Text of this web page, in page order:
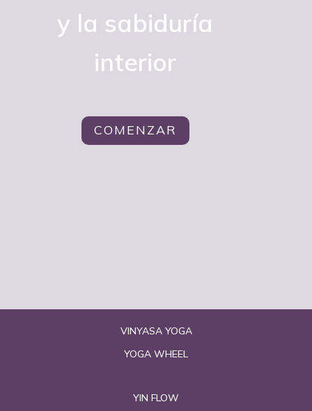
y la sabiduría
interior
COMENZAR
VINYASA YOGA
YOGA WHEEL
YIN FLOW